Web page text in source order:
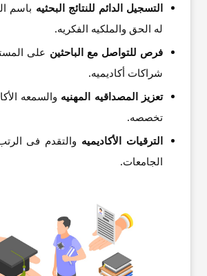
التسجیل الدائم للنتائج البحثیه باسم
له الحق والملکیه الفکریه.
فرص للتواصل مع الباحثین على
شراکات أکادیمیه.
تعزیز المصداقیه المهنیه والسمعه
تخصصه.
الترقیات الأکادیمیه والتقدم فی
الجامعات.